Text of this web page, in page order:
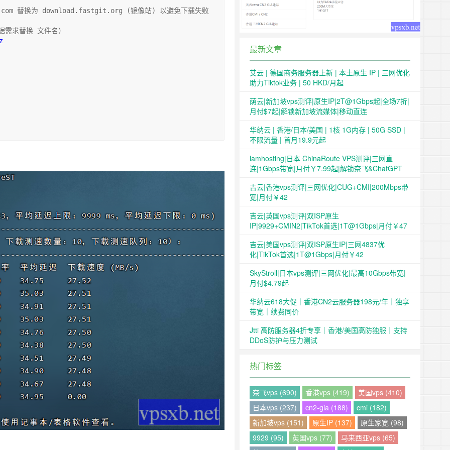
替换为 download.fastgit.org (镜像站) 以避免下载失败
需求替换 文件名）
最新文章
艾云 | 德国商务服务器上新 | 本土原生 IP | 三网优化
助力Tiktok业务 | 50 HKD/月起
荫云|新加坡vps测评|原生IP|2T@1Gbps起|全场7折|
月付$7起|解锁新加坡流媒体|移动直连
华纳云 | 香港/日本/美国 | 1核 1G内存 | 50G SSD |
不限流量 | 首月19.9元起
lamhosting|日本 ChinaRoute VPS测评|三网直
连|1Gbps带宽|月付￥7.99起|解锁奈飞&ChatGPT
吉云|香港vps测评|三网优化|CUG+CMI|200Mbps带
宽|月付￥42
吉云|英国vps测评|双ISP原生
IP|9929+CMIN2|TikTok首选|1T@1Gbps|月付￥47
吉云|美国vps测评|双ISP原生IP|三网4837优
化|TikTok首选|1T@1Gbps|月付￥42
SkyStroll|日本vps测评|三网优化|最高10Gbps带宽|
月付$4.79起
华纳云618大促｜香港CN2云服务器198元/年｜独享
带宽｜续费同价
Jtti 高防服务器4折专享｜香港/美国高防独服｜支持
DDoS防护与压力测试
热门标签
奈飞vps (690) 香港vps (419)
美国vps (410)
日本vps (237)
cn2-gia (188)
cmi (182)
新加坡vps (151)
原生IP (137)
原生家宽 (98)
9929 (95)
英国vps (77)
马来西亚vps (65)